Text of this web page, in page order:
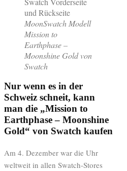
MoonSwatch Modell
Mission to
Earthphase –
Moonshine Gold von
Swatch
Nur wenn es in der
Schweiz schneit, kann
man die „Mission to
Earthphase – Moonshine
Gold“ von Swatch kaufen
Am 4. Dezember war die Uhr
weltweit in allen Swatch-Stores